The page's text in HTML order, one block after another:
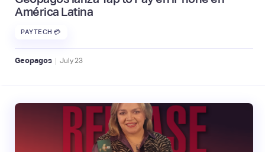
América Latina
PAYTECH 💳
Geopagos | July 23